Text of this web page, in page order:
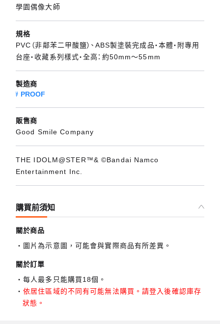
學園偶像大師
規格
PVC（非鄰苯二甲酸鹽）、ABS製塗裝完成品・本體・附專用
台座・收藏系列樣式・全高：約50mm～55mm
製造商
PROOF
販售商
Good Smile Company
THE IDOLM@STER™& ©Bandai Namco
Entertainment Inc.
購買前須知
關於商品
圖片為示意圖，可能會與實際商品有所差異。
關於訂單
每人最多只能購買18個。
依居住區域的不同有可能無法購買。請登入後確認庫存
狀態。